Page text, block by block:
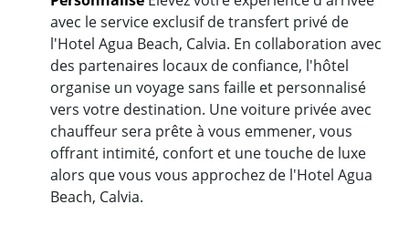
avec le service exclusif de transfert privé de
l'Hotel Agua Beach, Calvia. En collaboration avec
des partenaires locaux de confiance, l'hôtel
organise un voyage sans faille et personnalisé
vers votre destination. Une voiture privée avec
chauffeur sera prête à vous emmener, vous
offrant intimité, confort et une touche de luxe
alors que vous vous approchez de l'Hotel Agua
Beach, Calvia.